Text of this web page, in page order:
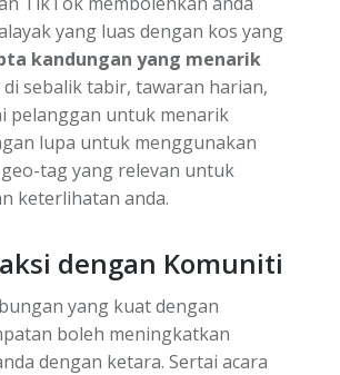
yang luas dengan kos yang
kandungan yang menarik
sebalik tabir, tawaran harian,
pelanggan untuk menarik
lupa untuk menggunakan
tag yang relevan untuk
keterlihatan anda.
dengan Komuniti
yang kuat dengan
boleh meningkatkan
dengan ketara. Sertai acara